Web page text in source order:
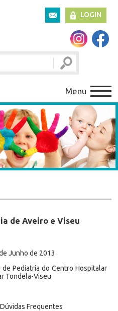
LOGIN
Menu
de Aveiro e Viseu
Junho de 2013
de Pediatria do Centro Hospitalar
Tondela-Viseu
Frequentes